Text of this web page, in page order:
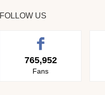
FOLLOW US
765,952
Fans